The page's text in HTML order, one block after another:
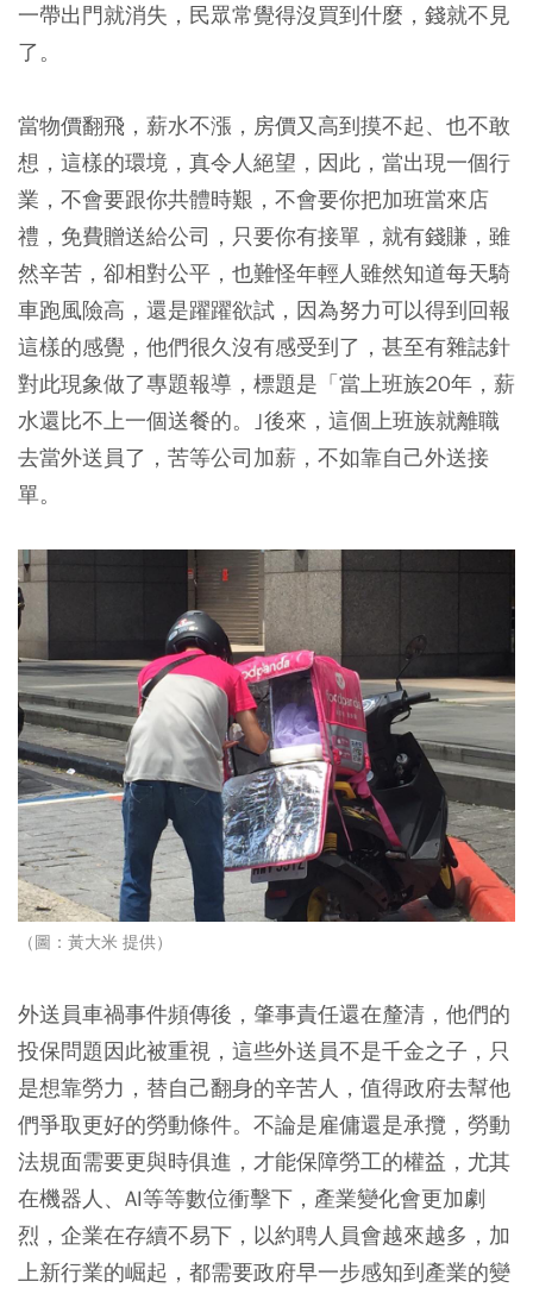
一帶出門就消失，民眾常覺得沒買到什麼，錢就不見
了。
當物價翻飛，薪水不漲，房價又高到摸不起、也不敢
想，這樣的環境，真令人絕望，因此，當出現一個行
業，不會要跟你共體時艱，不會要你把加班當來店
禮，免費贈送給公司，只要你有接單，就有錢賺，雖
然辛苦，卻相對公平 ，也難怪年輕人雖然知道每天騎
車跑風險高，還是躍躍欲試，因為努力可以得到回報
這樣的感覺，他們很久沒有感受到了，甚至有雜誌針
對此現象做了專題報導，標題是「當上班族20年，薪
水還比不上一個送餐的。｣後來，這個上班族就離職
去當外送員了，苦等公司加薪，不如靠自己外送接
單。
（圖：黃大米 提供）
外送員車禍事件頻傳後，肇事責任還在釐清，他們的
投保問題因此被重視，這些外送員不是千金之子，只
是想靠勞力，替自己翻身的辛苦人，值得政府去幫他
們爭取更好的勞動條件。不論是雇傭還是承攬，勞動
法規面需要更與時俱進，才能保障勞工的權益，尤其
在機器人、AI等等數位衝擊下，產業變化會更加劇
烈，企業在存續不易下，以約聘人員會越來越多，加
上新行業的崛起，都需要政府早一步感知到產業的變